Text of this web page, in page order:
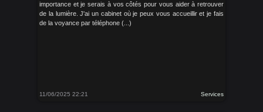
importance et je serais à vos côtés pour vous aider à retrouver
de la lumière. J'ai un cabinet où je peux vous accueillir et je fais
de la voyance par téléphone (...)
11/06/2025 22:21 Services